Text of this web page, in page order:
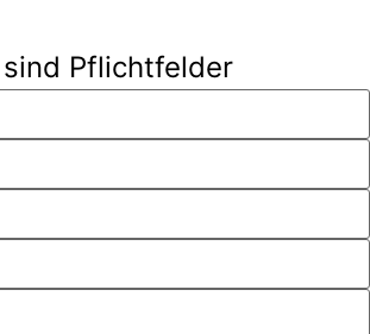
Pflichtfelder